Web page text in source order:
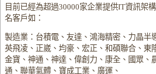
目前已經為超過30000家企業提供IT資訊架
名客戶如：
製造業：台積電、友達、鴻海精密、力晶半
英飛凌、正崴、均豪、宏正、和碩聯合、東
金寶、神通、神達、偉創力、康全、國眾、
通、聯華氣體、寶成工業、廣運、